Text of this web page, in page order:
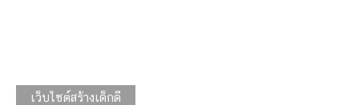
เว็บไซต์สร้างเด็กดี